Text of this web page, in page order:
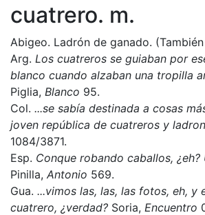
cuatrero. m.
Abigeo. Ladrón de ganado.
Arg. Los cuatreros se guiaban por
blanco cuando alzaban una tropilla
Piglia, Blanco 95.
Col. ...se sabía destinada a cosas
joven república de cuatreros y
1084/3871.
Esp. Conque robando caballos, ¿eh?
Pinilla, Antonio 569.
Gua. ...vimos las, las, las fotos, eh, y
cuatrero, ¿verdad? Soria, Encuentro